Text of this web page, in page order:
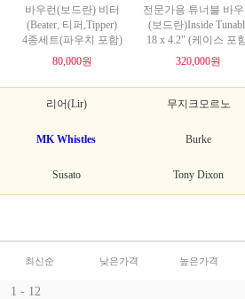
바우런(보드란) 비터
(Beater, 티퍼,Tipper)
4종세트(파우치 포함)
80,000원
전문가용 튜너블 바우
(보드란)Inside
18 x 4.2" (케이스 포
320,000원
리어(Lir) 무지크모르노
MK Whistles Burke
Susato Tony Dixon
최신순 낮은가격 높은가격
1 - 12